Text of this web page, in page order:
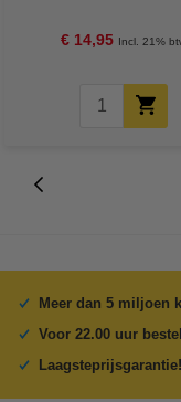
€ 14,95 Incl. 21%
Meer dan 5 miljoen
Voor 22.00 uur
Laagsteprijsgarantie!